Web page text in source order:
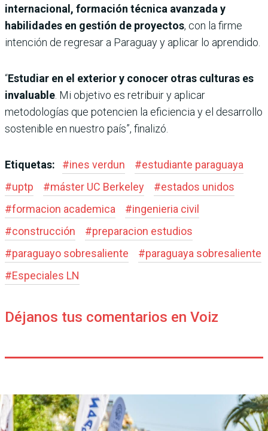
internacional, formación técnica avanzada y
habilidades en gestión de proyectos, con la firme
intención de regresar a Paraguay y aplicar lo aprendido.
“Estudiar en el exterior y conocer otras culturas es
invaluable . Mi objetivo es retribuir y aplicar
metodologías que potencien la eficiencia y el desarrollo
sostenible en nuestro país”, finalizó.
Etiquetas: #ines verdun #estudiante paraguaya
#uptp #máster UC Berkeley #estados unidos
#formacion academica #ingenieria civil
#construcción #preparacion estudios
#paraguayo sobresaliente #paraguaya sobresaliente
#Especiales LN
Déjanos tus comentarios en Voiz